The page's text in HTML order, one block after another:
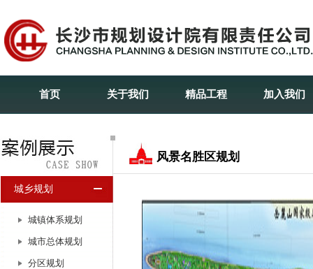
首页 关于我们 精品工程 加入我们
城乡规划
城镇体系规划
城市总体规划
分区规划
风景名胜区规划